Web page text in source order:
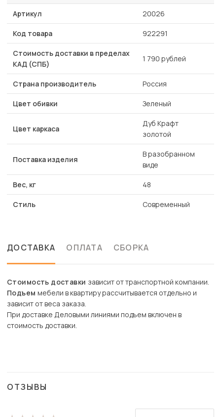
Артикул 20026
Код товара 922291
Стоимость доставки в пределах
КАД (СПБ)
1 790 рублей
Страна производитель Россия
Цвет обивки Зеленый
Цвет каркаса
Дуб Крафт
золотой
Поставка изделия
В разобранном
виде
Вес, кг 48
Стиль Современный
ДОСТАВКА ОПЛАТА СБОРКА
Стоимость доставки зависит от транспортной компании.
Подъем мебели в квартиру рассчитывается отдельно и
зависит от веса заказа.
При доставке Деловыми линиями подъем включен в
стоимость доставки.
ОТЗЫВЫ